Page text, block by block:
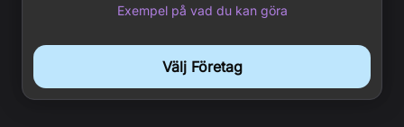
Exempel på vad du kan göra
Välj Företag